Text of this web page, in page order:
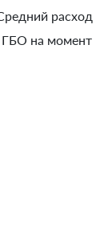
расход
ГБО на момент